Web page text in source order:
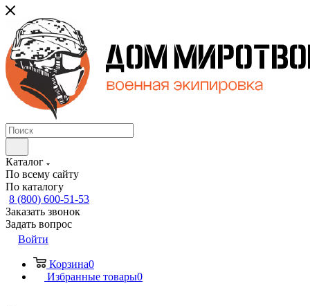
Каталог
По всему сайту
По каталогу
8 (800) 600-51-53
Заказать звонок
Задать вопрос
Войти
Корзина0
Избранные товары0